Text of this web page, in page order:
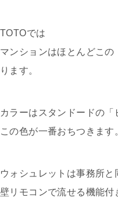
TOTOでは
マンションはほとんどこ
ります。
カラーはスタンドードの「
この色が一番おちつきます
ウォシュレットは事務所と
壁リモコンで流せる機能付